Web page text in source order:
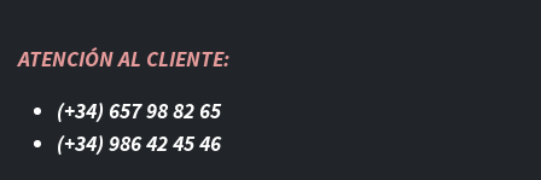
ATENCIÓN AL CLIENTE:
(+34) 657 98 82 65
(+34) 986 42 45 46​